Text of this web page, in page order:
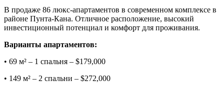
В продаже 86 люкс-апартаментов в современном комплексе в
районе Пунта-Кана. Отличное расположение, высокий
инвестиционный потенциал и комфорт для проживания.
Варианты апартаментов:
• 69 м² – 1 спальня – $179,000
• 149 м² – 2 спальни – $272,000